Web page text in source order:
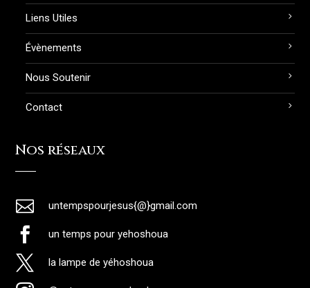
Liens Utiles
Évènements
Nous Soutenir
Contact
Nos réseaux
 untempspourjesus{@}gmail.com
 un temps pour yehoshoua
 la lampe de yéhoshoua